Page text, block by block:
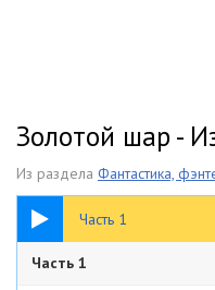
Золотой шар -
Из раздела Фантастика,
Часть 1
1:39:34
Часть 1